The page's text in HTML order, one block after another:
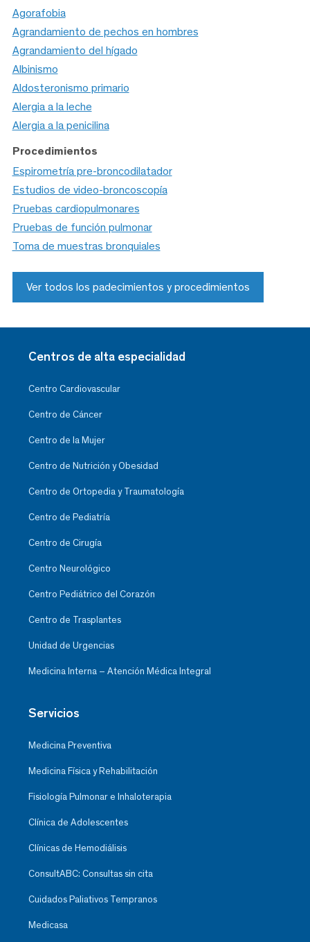
Agorafobia
Agrandamiento de pechos en hombres
Agrandamiento del hígado
Albinismo
Aldosteronismo primario
Alergia a la leche
Alergia a la penicilina
Procedimientos
Espirometría pre-broncodilatador
Estudios de video-broncoscopía
Pruebas cardiopulmonares
Pruebas de función pulmonar
Toma de muestras bronquiales
Ver todos los padecimientos y procedimientos
Centros de alta especialidad
Centro Cardiovascular
Centro de Cáncer
Centro de la Mujer
Centro de Nutrición y Obesidad
Centro de Ortopedia y Traumatología
Centro de Pediatría
Centro de Cirugía
Centro Neurológico
Centro Pediátrico del Corazón
Centro de Trasplantes
Unidad de Urgencias
Medicina Interna – Atención Médica Integral
Servicios
Medicina Preventiva
Medicina Física y Rehabilitación
Fisiología Pulmonar e Inhaloterapia
Clínica de Adolescentes
Clínicas de Hemodiálisis
ConsultABC: Consultas sin cita
Cuidados Paliativos Tempranos
Medicasa